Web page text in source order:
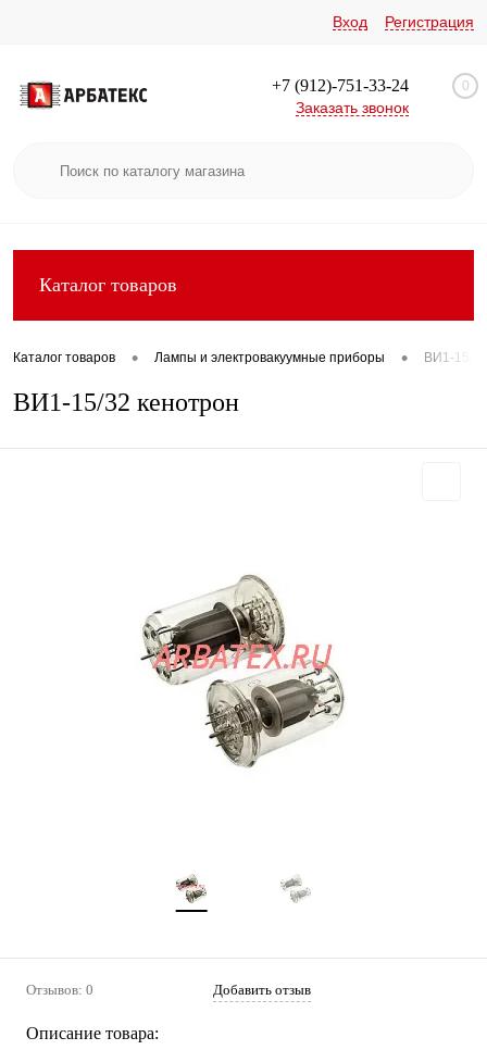
Вход Регистрация
+7 (912)-751-33-24
Заказать звонок
0
Каталог товаров
Каталог товаров • Лампы и электровакуумные приборы • ВИ1-15/
ВИ1-15/32 кенотрон
Отзывов: 0 Добавить отзыв
Описание товара: